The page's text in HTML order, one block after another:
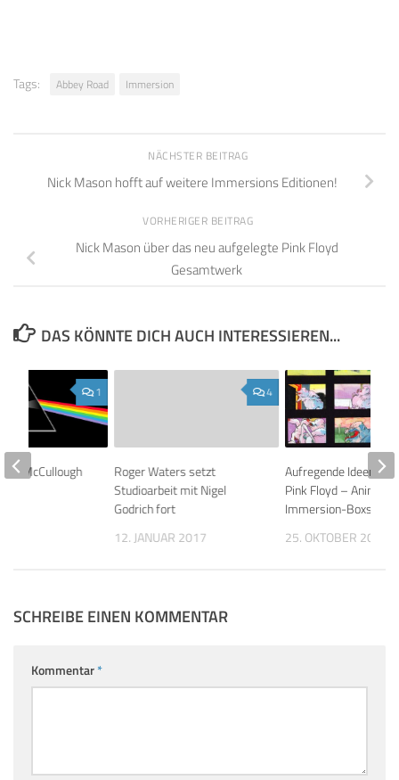
Tags: Abbey Road Immersion
NÄCHSTER BEITRAG
Nick Mason hofft auf weitere Immersions Editionen!
VORHERIGER BEITRAG
Nick Mason über das neu aufgelegte Pink Floyd
Gesamtwerk
DAS KÖNNTE DICH AUCH INTERESSIEREN...
4
Roger Waters setzt
Studioarbeit mit Nigel
Godrich fort
12. JANUAR 2017
Aufregende Ideen für
Pink Floyd – Animals
Immersion-Boxset
25. OKTOBER 2011
1
McCullough
SCHREIBE EINEN KOMMENTAR
Kommentar*